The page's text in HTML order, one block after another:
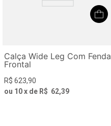
Calça Wide Leg Com Fenda
Frontal
R$ 623,90
ou 10x de R$ 62,39